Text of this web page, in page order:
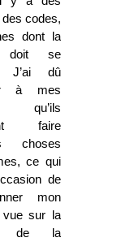
codes,
dont la
doit se
J’ai dû
à mes
qu’ils
faire
choses
ce qui
de
mon
vue sur la
de la